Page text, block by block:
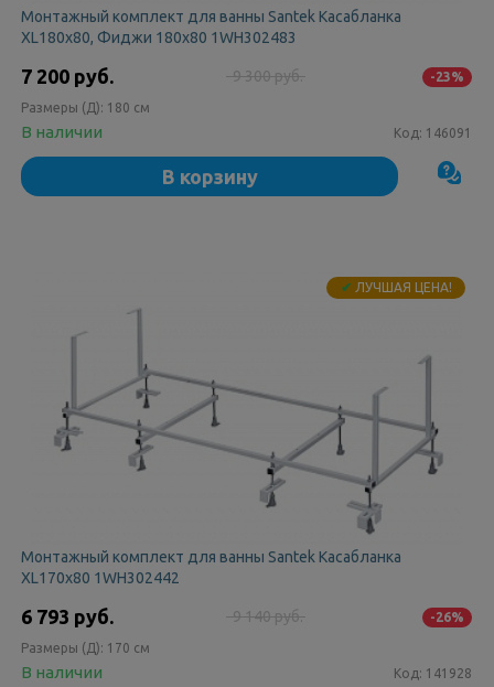
Монтажный комплект для ванны Santek Касабланка
XL180х80, Фиджи 180х80 1WH302483
7 200 руб. 9 300 руб. -23%
Размеры (Д): 180 см
В наличии Код: 146091
В корзину
✔ ЛУЧШАЯ ЦЕНА!
Монтажный комплект для ванны Santek Касабланка
XL170х80 1WH302442
6 793 руб. 9 140 руб. -26%
Размеры (Д): 170 см
В наличии Код: 141928